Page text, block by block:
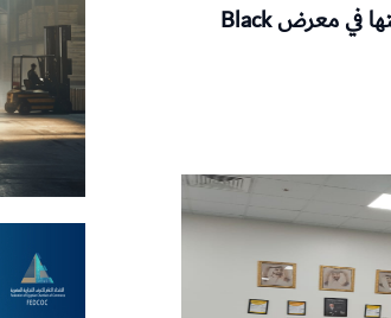
فيكسد سوليوشنز تعلن مشاركتها في معرض Black